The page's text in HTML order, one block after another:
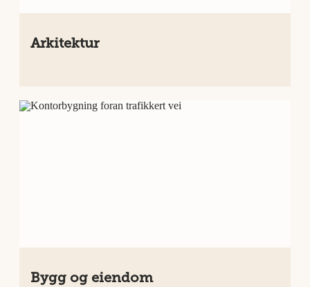
Arkitektur
Bygg og eiendom